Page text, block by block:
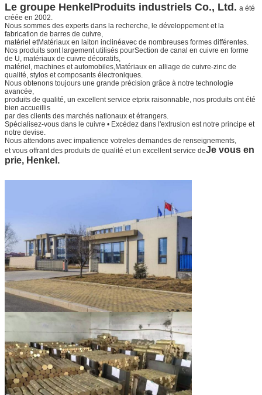
Le groupe HenkelProduits industriels Co., Ltd. a été
créée en 2002.
Nous sommes des experts dans la recherche, le développement et la
fabrication de barres de cuivre,
matériel etMatériaux en laiton inclinéavec de nombreuses formes différentes.
Nos produits sont largement utilisés pourSection de canal en cuivre en forme
de U, matériaux de cuivre décoratifs,
matériel, machines et automobiles,Matériaux en alliage de cuivre-zinc de
qualité, stylos et composants électroniques.
Nous obtenons toujours une grande précision grâce à notre technologie
avancée,
produits de qualité, un excellent service etprix raisonnable, nos produits ont été
bien accueillis
par des clients des marchés nationaux et étrangers.
Spécialisez-vous dans le cuivre • Excédez dans l'extrusion est notre principe et
notre devise.
Nous attendons avec impatience votreles demandes de renseignements,
et vous offrant des produits de qualité et un excellent service deJe vous en
prie, Henkel.